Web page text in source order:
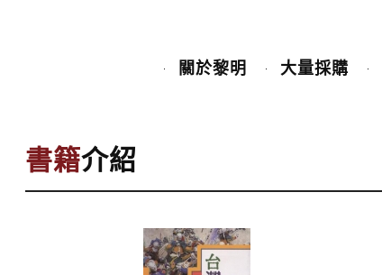
關於黎明 大量採購
書籍介紹